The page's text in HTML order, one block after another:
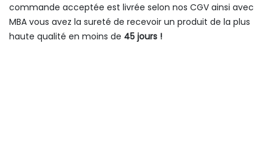
commande acceptée est livrée selon nos CGV ainsi avec
MBA vous avez la sureté de recevoir un produit de la plus
haute qualité en moins de 45 jours !